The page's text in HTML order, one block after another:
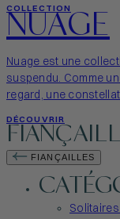
COLLECTION
NUAGE
Nuage est une
suspendu. Comme
regard, une
DÉCOUVRIR
FIANÇAILLES